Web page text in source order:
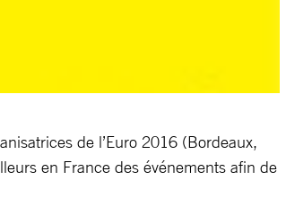
de l’Euro 2016 (Bordeaux,
en France des événements afin de